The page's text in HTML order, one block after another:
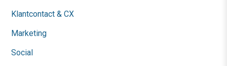
Klantcontact & CX
Marketing
Social